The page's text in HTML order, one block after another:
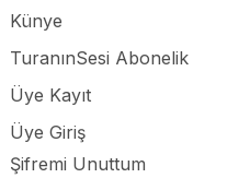
Künye
TuranınSesi Abonelik
Üye Kayıt
Üye Giriş
Şifremi Unuttum